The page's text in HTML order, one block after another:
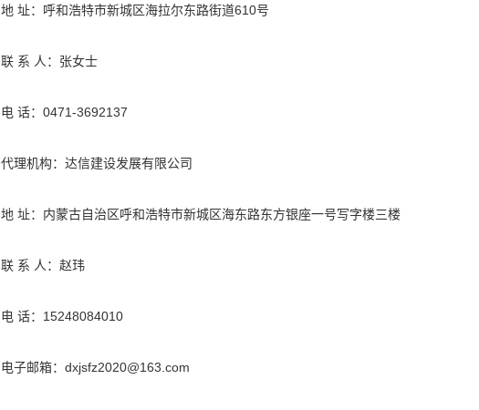
地 址：呼和浩特市新城区海拉尔东路街道610号
联 系 人：张女士
电 话：0471-3692137
代理机构：达信建设发展有限公司
地 址：内蒙古自治区呼和浩特市新城区海东路东方银座一号写字楼三楼
联 系 人：赵玮
电 话：15248084010
电子邮箱：dxjsfz2020@163.com